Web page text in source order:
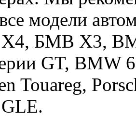
модели
БМВ Х3,
GT, BMW
Touareg,